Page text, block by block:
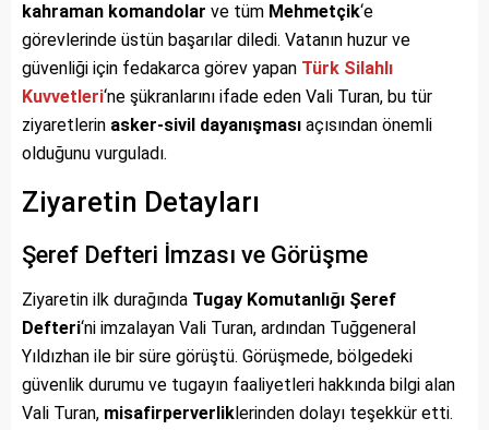
kahraman komandolar ve tüm Mehmetçik‘e
görevlerinde üstün başarılar diledi. Vatanın huzur ve
güvenliği için fedakarca görev yapan Türk Silahlı
Kuvvetleri‘ne şükranlarını ifade eden Vali Turan, bu tür
ziyaretlerin asker-sivil dayanışması açısından önemli
olduğunu vurguladı.
Ziyaretin Detayları
Şeref Defteri İmzası ve Görüşme
Ziyaretin ilk durağında Tugay Komutanlığı Şeref
Defteri‘ni imzalayan Vali Turan, ardından Tuğgeneral
Yıldızhan ile bir süre görüştü. Görüşmede, bölgedeki
güvenlik durumu ve tugayın faaliyetleri hakkında bilgi alan
Vali Turan, misafirperverlik lerinden dolayı teşekkür etti.